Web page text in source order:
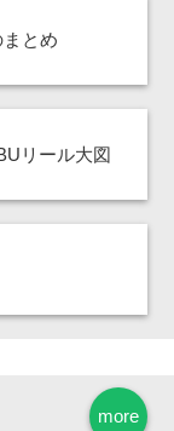
とめ
リール大図
more